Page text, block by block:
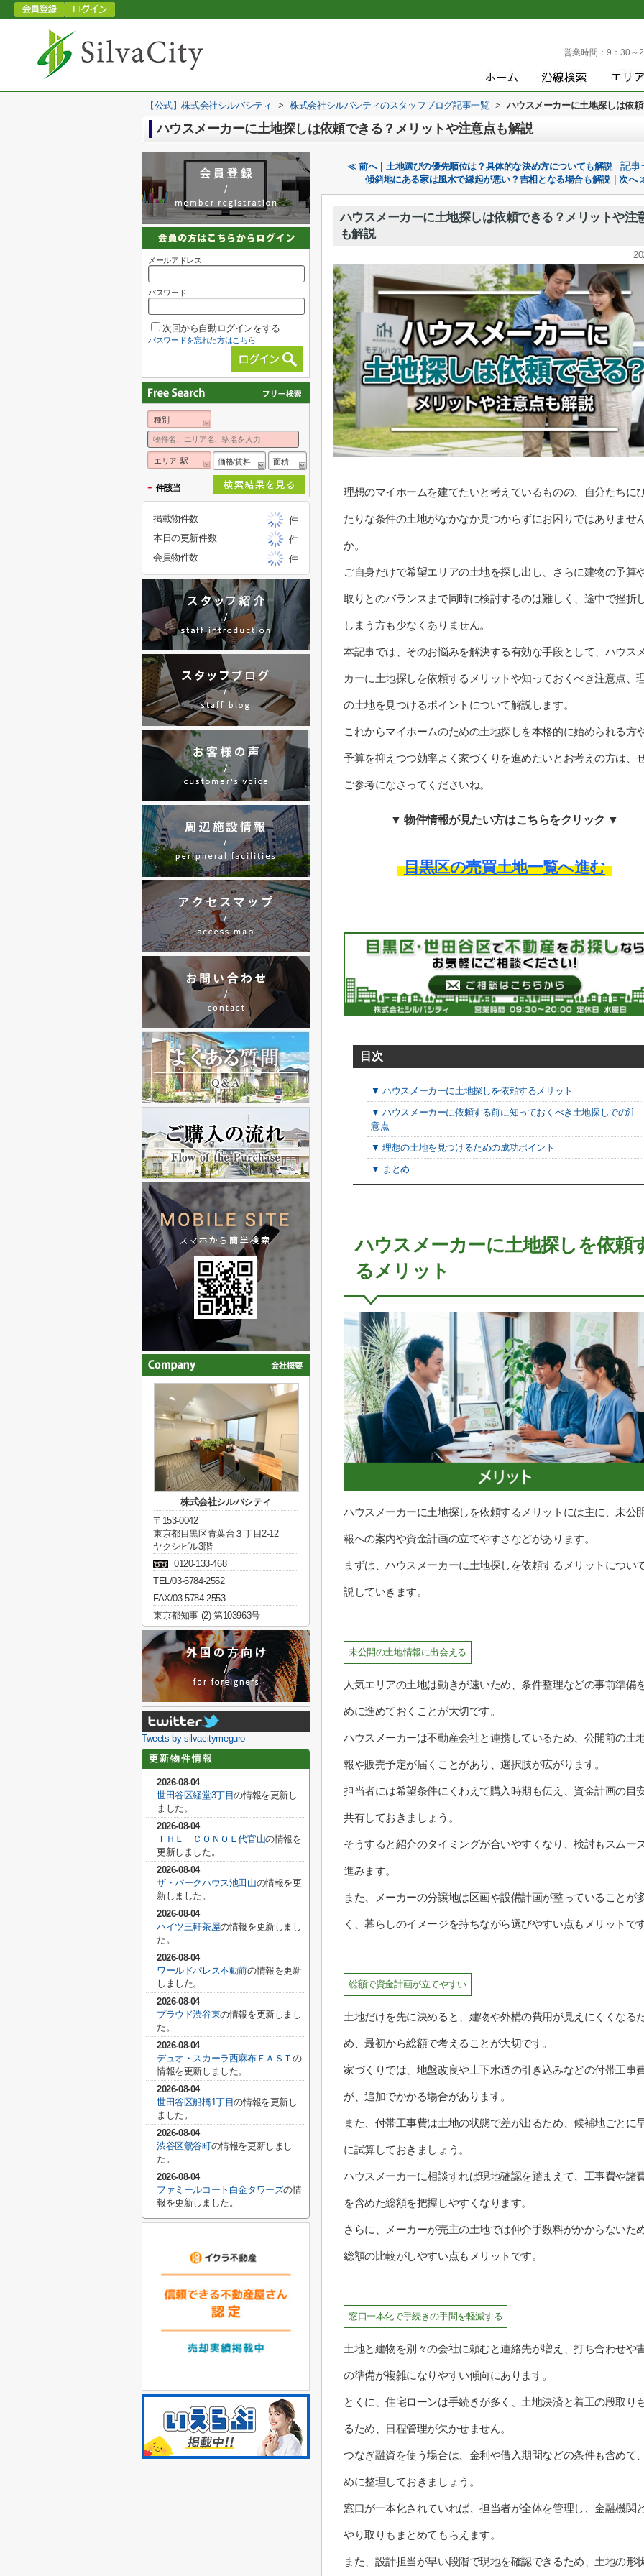
営業時間： 9：30～
【公式】株式会社シルバシティ > 株式会社シルバシティのスタッフブログ記事一覧 > ハウスメーカーに土地探しは依
ハウスメーカーに土地探しは依頼できる？メリットや注意点も解説
≪ 前へ｜土地選びの優先順位は？具体的な決め方についても解説 記事
傾斜地にある家は風水で縁起が悪い？吉相となる場合も解説｜次へ
ハウスメーカーに土地探しは依頼できる？メリットや注
も解説
理想のマイホームを建てたいと考えているものの、自分たちに
たりな条件の土地がなかなか見つからずにお困りではありませ
か。
ご自身だけで希望エリアの土地を探し出し、さらに建物の予算
取りとのバランスまで同時に検討するのは難しく、途中で挫折
しまう方も少なくありません。
本記事では、そのお悩みを解決する有効な手段として、ハウス
カーに土地探しを依頼するメリットや知っておくべき注意点、
の土地を見つけるポイントについて解説します。
これからマイホームのための土地探しを本格的に始められる方や
予算を抑えつつ効率よく家づくりを進めたいとお考えの方は、
ご参考になさってくださいね。
▼ 物件情報が見たい方はこちらをクリック ▼
目黒区の売買土地一覧へ進む
目次
▼ ハウスメーカーに土地探しを依頼するメリット
▼ ハウスメーカーに依頼する前に知っておくべき土地探しでの注
意点
▼ 理想の土地を見つけるための成功ポイント
▼ まとめ
ハウスメーカーに土地探しを依頼
るメリット
ハウスメーカーに土地探しを依頼するメリットには主に、未公
報への案内や資金計画の立てやすさなどがあります。
まずは、ハウスメーカーに土地探しを依頼するメリットについ
説していきます。
未公開の土地情報に出会える
人気エリアの土地は動きが速いため、条件整理などの事前準備
めに進めておくことが大切です。
ハウスメーカーは不動産会社と連携しているため、公開前の土
報や販売予定が届くことがあり、選択肢が広がります。
担当者には希望条件にくわえて購入時期も伝え、資金計画の目
共有しておきましょう。
そうすると紹介のタイミングが合いやすくなり、検討もスムー
進みます。
また、メーカーの分譲地は区画や設備計画が整っていることが
く、暮らしのイメージを持ちながら選びやすい点もメリットです
総額で資金計画が立てやすい
土地だけを先に決めると、建物や外構の費用が見えにくくなる
め、最初から総額で考えることが大切です。
家づくりでは、地盤改良や上下水道の引き込みなどの付帯工事
が、追加でかかる場合があります。
また、付帯工事費は土地の状態で差が出るため、候補地ごとに
に試算しておきましょう。
ハウスメーカーに相談すれば現地確認を踏まえて、工事費や諸
を含めた総額を把握しやすくなります。
さらに、メーカーが売主の土地では仲介手数料がかからないため
総額の比較がしやすい点もメリットです。
窓口一本化で手続きの手間を軽減する
土地と建物を別々の会社に頼むと連絡先が増え、打ち合わせや
の準備が複雑になりやすい傾向にあります。
とくに、住宅ローンは手続きが多く、土地決済と着工の段取り
るため、日程管理が欠かせません。
つなぎ融資を使う場合は、金利や借入期間などの条件も含めて
めに整理しておきましょう。
窓口が一本化されていれば、担当者が全体を管理し、金融機関
やり取りもまとめてもらえます。
また、設計担当が早い段階で現地を確認できるため、土地の形
メールアドレス
パスワード
次回から自動ログインをする
パスワードを忘れた方はこちら
種別
エリア| 駅 価格/賃料 面積
- 件該当
掲載物件数
件
本日の更新件数
件
会員物件数
件
株式会社シルバシティ
〒153-0042
東京都目黒区青葉台３丁目2-12
ヤクシビル3階
0120-133-468
TEL/03-5784-2552
FAX/03-5784-2553
東京都知事 (2) 第103963号
Tweets by silvacitymeguro
更新物件情報
2026-08-04
世田谷区経堂3丁目の情報を更新し
ました。
2026-08-04
ＴＨＥ ＣＯＮＯＥ代官山の情報を
更新しました。
2026-08-04
ザ・パークハウス池田山の情報を更
新しました。
2026-08-04
ハイツ三軒茶屋の情報を更新しまし
た。
2026-08-04
ワールドパレス不動前の情報を更新
しました。
2026-08-04
プラウド渋谷東の情報を更新しまし
た。
2026-08-04
デュオ・スカーラ西麻布ＥＡＳＴの
情報を更新しました。
2026-08-04
世田谷区船橋1丁目の情報を更新し
ました。
2026-08-04
渋谷区鶯谷町の情報を更新しまし
た。
2026-08-04
ファミールコート白金タワーズの情
報を更新しました。